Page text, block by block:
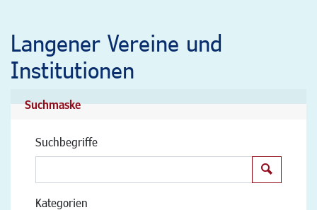
Langener Vereine und
Institutionen
Suchmaske
Suchbegriffe
Kategorien